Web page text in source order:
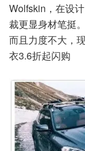
Wolfskin，在设
裁更显身材笔挺
而且力度不大，
衣3.6折起闪购